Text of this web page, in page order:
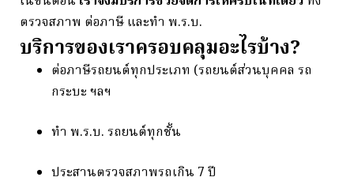
ตรวจสภาพ ต่อภาษีและทำ พ.ร.บ.
บริการของเราครอบคลุมอะไรบ้าง?
ต่อภาษีรถยนต์ทุกประเภท (รถยนต์ส่วนบุคคล รถ
กระบะฯลฯ
ทำ พ.ร.บ.รถยนต์ทุกชั้น
ประสานตรวจสภาพรถเกิน 7ปี